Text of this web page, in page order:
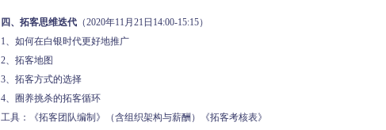
四、拓客思维迭代 （2020年11月21日14:00-15:15）
1、如何在白银时代更好地推广
2、拓客地图
3、拓客方式的选择
4、圈养挑杀的拓客循环
工具：《拓客团队编制》（含组织架构与薪酬）《拓客考核表》